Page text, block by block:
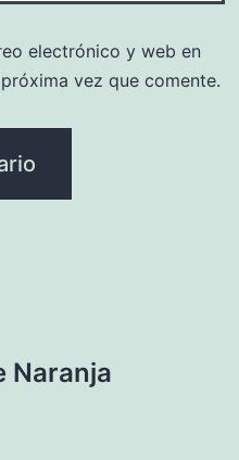
electrónico y web en
vez que comente.
Naranja